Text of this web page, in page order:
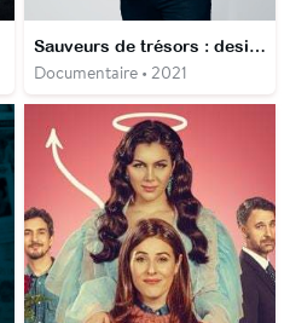
Sauveurs de trésors : design d'exception
Documentaire • 2021